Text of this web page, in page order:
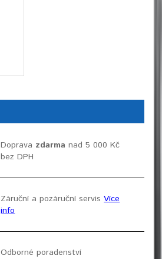
Doprava zdarma nad 5 000 Kč
bez DPH
Záruční a pozáruční servisVíce
info
Odborné poradenství